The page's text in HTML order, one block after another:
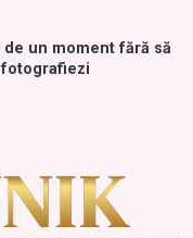
un moment fără să